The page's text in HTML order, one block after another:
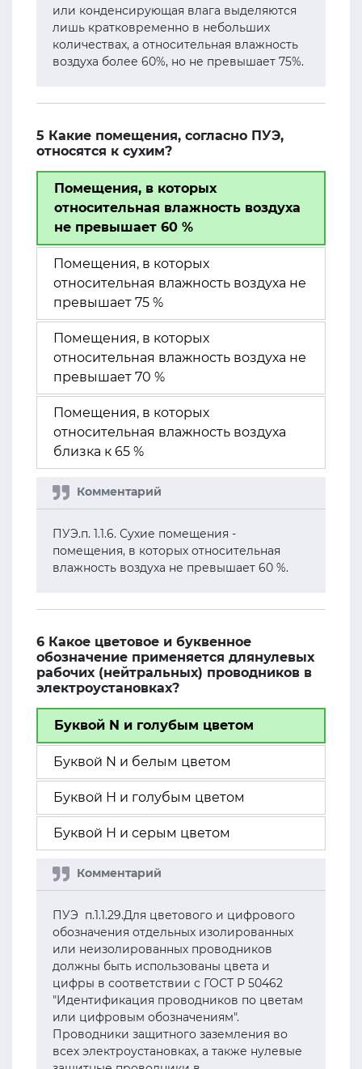
или конденсирующая влага выделяются
лишь кратковременно в небольших
количествах, а относительная влажность
воздуха более 60%, но не превышает 75%.
5 Какие помещения, согласно ПУЭ,
относятся к сухим?
Помещения, в которых
относительная влажность воздуха
не превышает 60 %
Помещения, в которых
относительная влажность воздуха не
превышает 75 %
Помещения, в которых
относительная влажность воздуха не
превышает 70 %
Помещения, в которых
относительная влажность воздуха
близка к 65 %
ПУЭ.п. 1.1.6. Сухие помещения -
помещения, в которых относительная
влажность воздуха не превышает 60 %.
6 Какое цветовое и буквенное
обозначение применяется длянулевых
рабочих (нейтральных) проводников в
электроустановках?
Буквой N и голубым цветом
Буквой N и белым цветом
Буквой Н и голубым цветом
Буквой Н и серым цветом
ПУЭ п.1.1.29.Для цветового и цифрового
обозначения отдельных изолированных
или неизолированных проводников
должны быть использованы цвета и
цифры в соответствии с ГОСТ Р 50462
"Идентификация проводников по цветам
или цифровым обозначениям".
Проводники защитного заземления во
всех электроустановках, а также нулевые